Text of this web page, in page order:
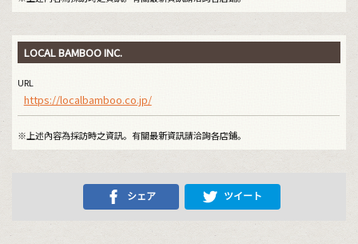
LOCAL BAMBOO INC.
URL
https://localbamboo.co.jp/
※上述內容為採訪時之資訊。有關最新資訊請洽詢各店鋪。
シェア ツイート